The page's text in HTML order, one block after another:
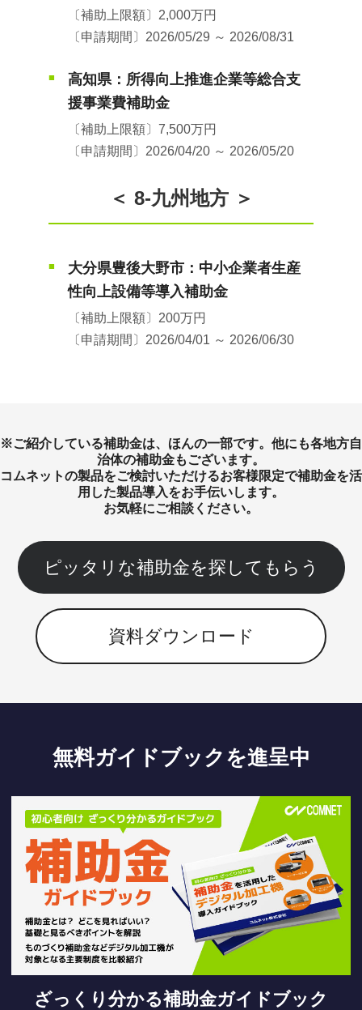
〔補助上限額〕2,000万円
〔申請期間〕2026/05/29 ～ 2026/08/31
■
高知県：所得向上推進企業等総合支
援事業費補助金
〔補助上限額〕7,500万円
〔申請期間〕2026/04/20 ～ 2026/05/20
＜ 8-九州地方 ＞
■
大分県豊後大野市：中小企業者生産
性向上設備等導入補助金
〔補助上限額〕200万円
〔申請期間〕2026/04/01 ～ 2026/06/30
※ご紹介している補助金は、ほんの一部です。他にも各地方自
治体の補助金もございます。
コムネットの製品をご検討いただけるお客様限定で補助金を活
用した製品導入をお手伝いします。
お気軽にご相談ください。
ピッタリな補助金を探してもらう
資料ダウンロード
無料ガイドブックを進呈中
ざっくり分かる補助金ガイドブック